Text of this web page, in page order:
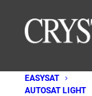
EASYSAT
AUTOSAT LIGHT